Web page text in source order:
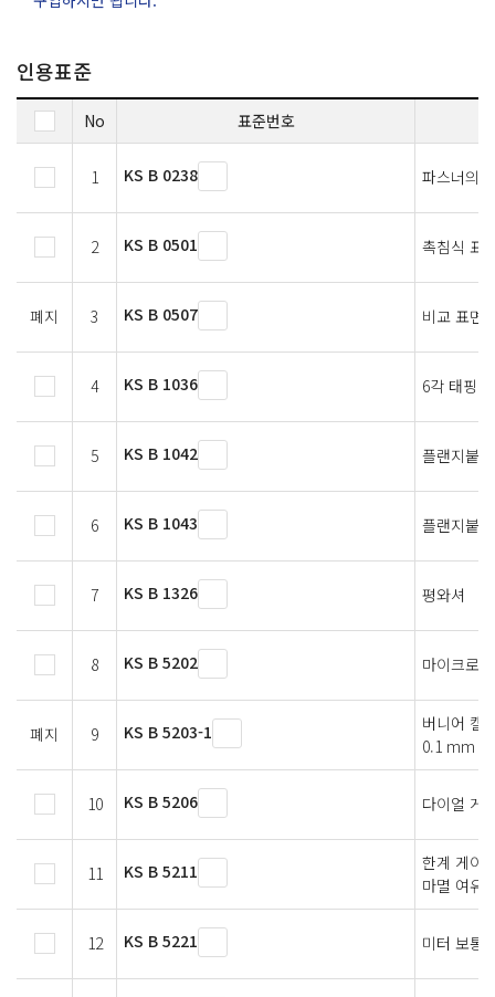
인용표준
No 표준번호
1 KS B 0238 파스너의
2 KS B 0501 촉침식 표
폐지 3 KS B 0507 비교 표면
4 KS B 1036 6각 태핑
5 KS B 1042 플랜지붙
6 KS B 1043 플랜지붙
7 KS B 1326 평와셔
8 KS B 5202 마이크로
폐지 9 KS B 5203-1
버니어 캘
0.1 mm
10 KS B 5206 다이얼 게
11 KS B 5211
한계 게이
마멸 여유
12 KS B 5221 미터 보통